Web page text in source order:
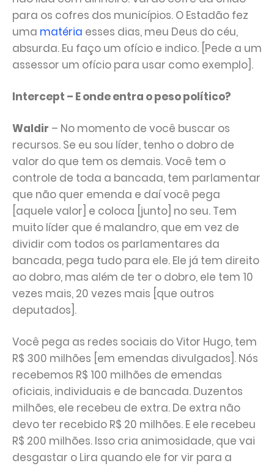
para os cofres dos municípios. O Estadão fez
uma matéria esses dias, meu Deus do céu,
absurda. Eu faço um ofício e indico. [Pede a um
assessor um ofício para usar como exemplo].
Intercept – E onde entra o peso político?
Waldir – No momento de você buscar os
recursos. Se eu sou líder, tenho o dobro de
valor do que tem os demais. Você tem o
controle de toda a bancada, tem parlamentar
que não quer emenda e daí você pega
[aquele valor] e coloca [junto] no seu. Tem
muito líder que é malandro, que em vez de
dividir com todos os parlamentares da
bancada, pega tudo para ele. Ele já tem direito
ao dobro, mas além de ter o dobro, ele tem 10
vezes mais, 20 vezes mais [que outros
deputados].
Você pega as redes sociais do Vitor Hugo, tem
R$ 300 milhões [em emendas divulgados]. Nós
recebemos R$ 100 milhões de emendas
oficiais, individuais e de bancada. Duzentos
milhões, ele recebeu de extra. De extra não
devo ter recebido R$ 20 milhões. E ele recebeu
R$ 200 milhões. Isso cria animosidade, que vai
desgastar o Lira quando ele for vir para a